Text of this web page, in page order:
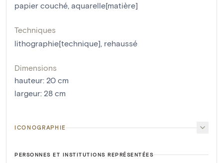
papier couché, aquarelle[matière]
Techniques
lithographie[technique], rehaussé
Dimensions
hauteur: 20 cm
largeur: 28 cm
ICONOGRAPHIE
PERSONNES ET INSTITUTIONS REPRÉSENTÉES